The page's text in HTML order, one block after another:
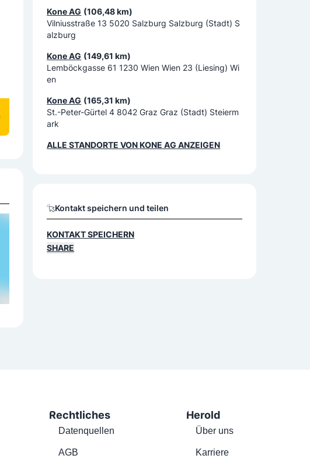
Kone AG (106,48 km)
Vilniusstraße 13 5020 Salzburg Salzburg (Stadt) S
alzburg
Kone AG (149,61 km)
Lemböckgasse 61 1230 Wien Wien 23 (Liesing) Wi
en
Kone AG (165,31 km)
St.-Peter-Gürtel 4 8042 Graz Graz (Stadt) Steierm
ark
ALLE STANDORTE VONKONE AG ANZEIGEN
Kontakt speichern und teilen
KONTAKT SPEICHERN
SHARE
Rechtliches
Datenquellen
AGB
Herold
Über uns
Karriere